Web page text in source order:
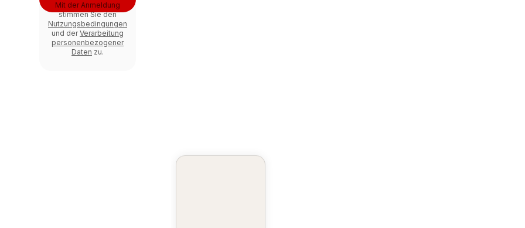
Mit der Anmeldung
stimmen Sie den
Nutzungsbedingungen
und derVerarbeitung
personenbezogener
Daten zu.